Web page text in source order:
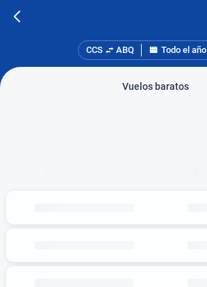
CCS ABQ Todo el año
Vuelos baratos